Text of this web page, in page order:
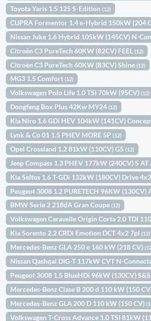
Toyota Yaris 1.5 125 S-Edition(12)
CUPRA Formentor 1.4 e-Hybrid 150kW (204
Nissan Juke 1.6 Hybrid 105kW (145CV) N-
Citroën C3 PureTech 60KW (82CV) FEEL(12)
Citroën C3 PureTech 60KW (83CV) Shine(12)
MG3 1.5 Comfort(12)
Volkswagen Polo Life 1.0 TSI 70kW (95CV)(12)
Dongfeng Box Plus 42Kw MY24(12)
Kia Niro 1.6 GDi HEV 104kW (141CV)
Lynk & Co 01 1.5 PHEV MORE 5P(12)
Opel Crossland 1.2 81kW (110CV) GS(12)
Jeep Compass 1.3 PHEV 177kW (240CV) S
Kia Seltos 1.6 T-GDi 132kW (180CV) Drive
Peugeot 3008 1.2 PURETECH 96KW (130CV)
BMW Serie 2 218dA Gran Coupe(12)
Volkswagen Caravelle Origin Corta 2.0 TDI
Kia Sorento 2.2 CRDi Emotion DCT 4x2 7pl(12)
Mercedes-Benz GLA 250 e 160 kW (218 CV)
Nissan Qashqai DIG-T 117kW CVT N-
Peugeot 3008 1.5 BlueHDi 96kW (130CV)
Mercedes-Benz Clase B 200 d 110 kW (150
Mercedes-Benz GLA 200 D 110 kW (150 CV)
Volkswagen T-Cross Advance 1.0 TSI 81kW